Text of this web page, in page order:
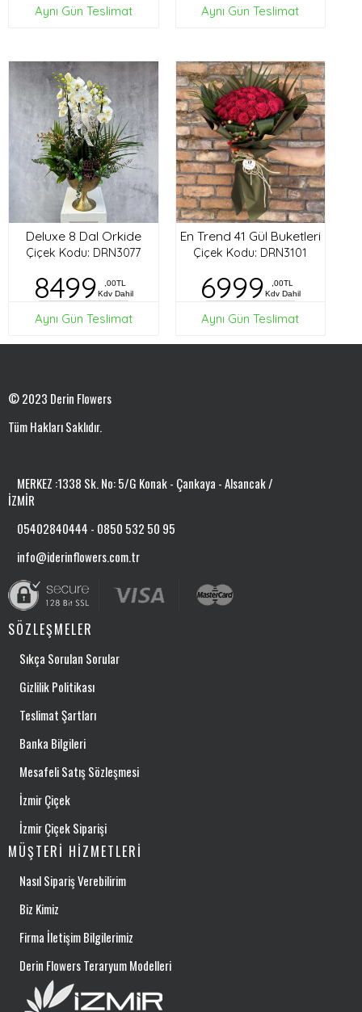
Aynı Gün Teslimat Aynı Gün Teslimat
Deluxe 8 Dal Orkide
Çiçek Kodu: DRN3077
8499
,00TL
Kdv Dahil
Aynı Gün Teslimat
En Trend 41 Gül Buketleri
Çiçek Kodu: DRN3101
6999
,00TL
Kdv Dahil
Aynı Gün Teslimat
© 2023 Derin Flowers
Tüm Hakları Saklıdır.
MERKEZ :1338 Sk. No: 5/G Konak - Çankaya - Alsancak /
İZMİR
05402840444 - 0850 532 50 95
info@iderinflowers.com.tr
SÖZLEŞMELER
Sıkça Sorulan Sorular
Gizlilik Politikası
Teslimat Şartları
Banka Bilgileri
Mesafeli Satış Sözleşmesi
İzmir Çiçek
İzmir Çiçek Siparişi
MÜŞTERI HIZMETLERI
Nasıl Sipariş Verebilirim
Biz Kimiz
Firma İletişim Bilgilerimiz
Derin Flowers Teraryum Modelleri